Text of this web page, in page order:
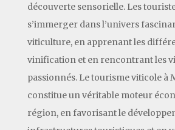
découverte sensorielle. Les
s’immerger dans l’univers
viticulture, en apprenant les
vinification et en rencontrant les
passionnés. Le tourisme viticole à
constitue un véritable moteur
région, en favorisant le